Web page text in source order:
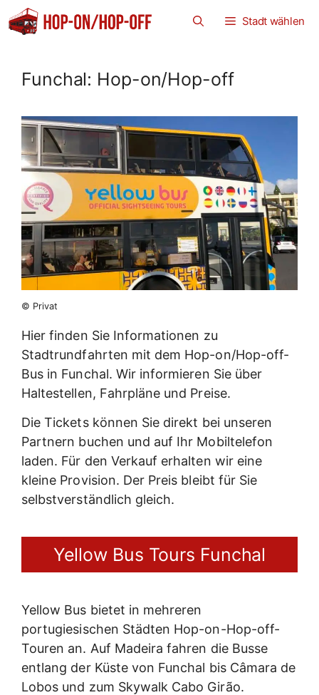
Zum
Inhalt
Stadt wählen
Funchal: Hop-on/Hop-off
© Privat
Hier finden Sie Informationen zu
Stadtrundfahrten mit dem Hop-on/Hop-off-
Bus in Funchal. Wir informieren Sie über
Haltestellen, Fahrpläne und Preise.
Die Tickets können Sie direkt bei unseren
Partnern buchen und auf Ihr Mobiltelefon
laden. Für den Verkauf erhalten wir eine
kleine Provision. Der Preis bleibt für Sie
selbstverständlich gleich.
Yellow Bus Tours Funchal
Yellow Bus bietet in mehreren
portugiesischen Städten Hop-on-Hop-off-
Touren an. Auf Madeira fahren die Busse
entlang der Küste von Funchal bis Câmara de
Lobos und zum Skywalk Cabo Girão.